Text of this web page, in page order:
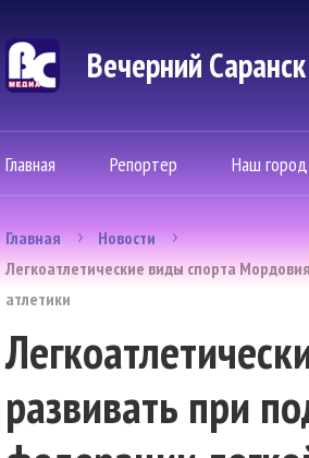
Вечерний
Главная Репортер Наш город
Главная
Новости
Легкоатлетические виды спорта
атлетики
развивать при